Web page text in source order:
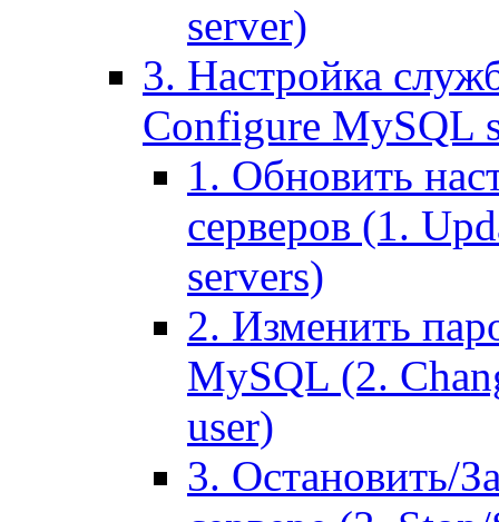
server)
3. Настройка
Configure MySQL
1. Обновить
серверов (1.
servers)
2. Изменить
MySQL (2.
user)
3. Остановить/